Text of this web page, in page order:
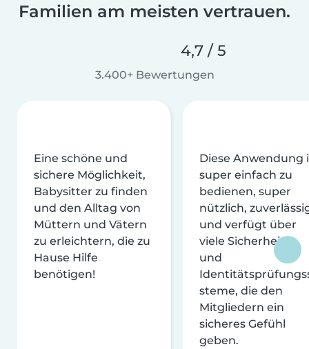
Familien am meisten vertrauen.
4,7 / 5
3.400+ Bewertungen
Eine schöne und
sichere Möglichkeit,
Babysitter zu finden
und den Alltag von
Müttern und Vätern
zu erleichtern, die zu
Hause Hilfe
benötigen!
Diese Anwendung
super einfach zu
bedienen, super
nützlich,
und verfügt über
viele Sicherheits-
und
steme, die den
Mitgliedern ein
sicheres Gefühl
geben.